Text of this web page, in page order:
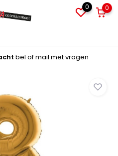
0 0
bel of mail met vragen